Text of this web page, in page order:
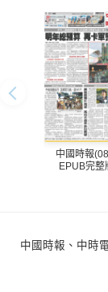
中國時報
EPUB完整
中國時報、中時